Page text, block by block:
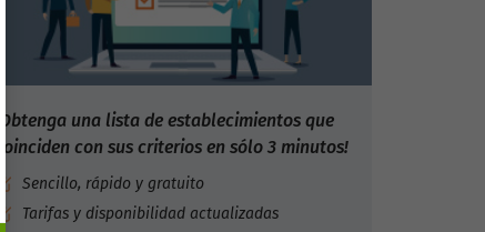
¡Obtenga una lista de establecimientos que
coinciden con sus criterios en sólo 3 minutos!
Sencillo, rápido y gratuito
Tarifas y disponibilidad actualizadas